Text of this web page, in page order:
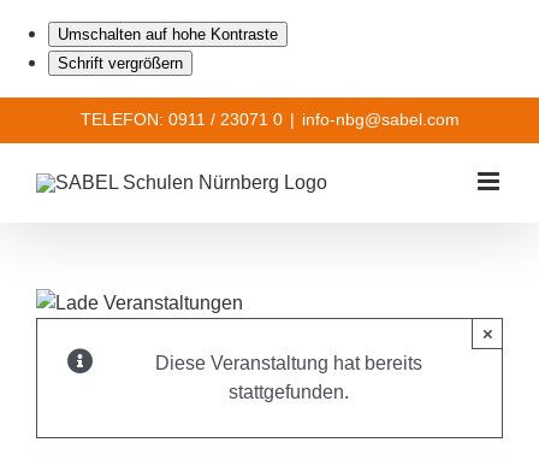
Umschalten auf hohe Kontraste
Schrift vergrößern
TELEFON: 0911 / 23071 0 | info-nbg@sabel.com
Diese Veranstaltung hat bereits
stattgefunden.
×